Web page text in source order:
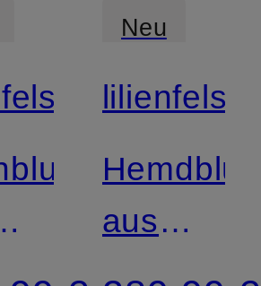
Neu
lilienfels
aus
Seide